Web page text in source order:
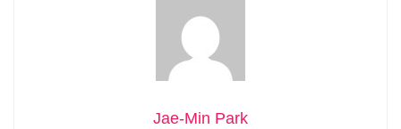
Jae-Min Park